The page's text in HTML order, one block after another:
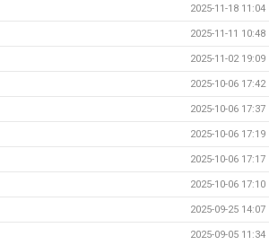
2025-11-18 11:04
2025-11-11 10:48
2025-11-02 19:09
2025-10-06 17:42
2025-10-06 17:37
2025-10-06 17:19
2025-10-06 17:17
2025-10-06 17:10
2025-09-25 14:07
2025-09-05 11:34